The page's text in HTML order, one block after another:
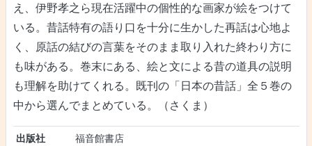
え、伊野孝之ら現在活躍中の個性的な画家が絵をつけて
いる。昔話特有の語り口を十分に生かした再話は心地よ
く、原話の結びの言葉をそのまま取り入れた終わり方に
も味がある。巻末にある、絵と文による昔の道具の説明
も理解を助けてくれる。既刊の「日本の昔話」全５巻の
中から選んでまとめている。（さくま）
出版社
福音館書店